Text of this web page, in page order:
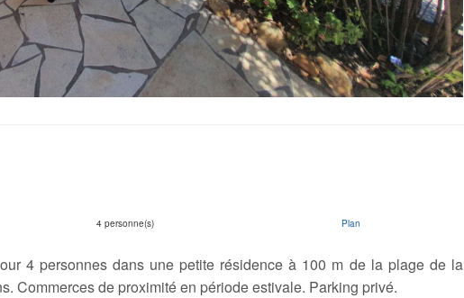
4 personne(s) Plan
4 personnes dans une petite résidence à 100 m de la plage de la
Commerces de proximité en période estivale. Parking privé.